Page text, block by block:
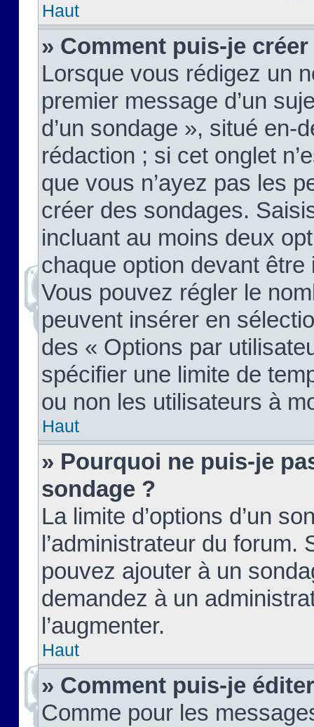
Haut
» Comment puis-je
Lorsque vous rédigez un
premier message d’un
d’un sondage », situé en-
rédaction ; si cet onglet
que vous n’ayez pas les
créer des sondages.
incluant au moins deux
chaque option devant
Vous pouvez régler le
peuvent insérer en
des « Options par
spécifier une limite de
ou non les utilisateurs à
Haut
» Pourquoi ne puis-je
sondage ?
La limite d’options d’un
l’administrateur du forum.
pouvez ajouter à un
demandez à un
l’augmenter.
Haut
» Comment puis-je
Comme pour les